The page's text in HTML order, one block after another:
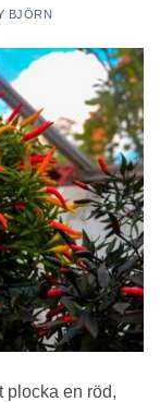
BJÖRN
plocka en röd,